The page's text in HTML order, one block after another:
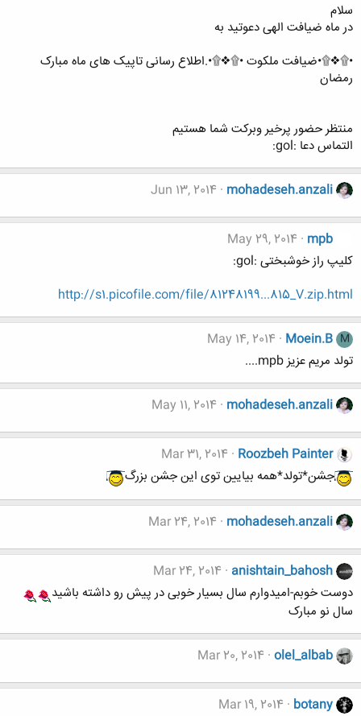
سلام
در ماه ضیافت الهی دعوتید به
•۩❖۩•ضیافت ملکوت •۩❖۩•.اطلاع رسانی تاپیک های ماه مبارک
رمضان
منتظر حضور پرخیر وبرکت شما هستیم
التماس دعا :gol:
mohadeseh.anzali
Jun 13, 2014
mpb
May 29, 2014
کلیپ راز خوشبختی :gol:
http://s1.picofile.com/file/81248199...815_V.zip.html
M
Moein.B
May 14, 2014
تولد مریم عزیز mpb....
mohadeseh.anzali
May 11, 2014
Roozbeh Painter
Mar 31, 2014
جشن*تولد*همه بیایین توی این جشن بزرگ
mohadeseh.anzali
Mar 24, 2014
anishtain_bahosh
Mar 24, 2014
دوست خوبم-امیدوارم سال بسیار خوبی در پیش رو داشته باشید
سال نو مبارک
olel_albab
Mar 20, 2014
botany
Mar 19, 2014